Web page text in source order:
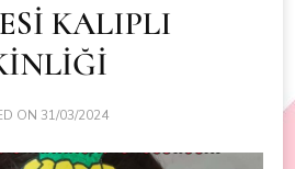
KALIPLI
ON 31/03/2024